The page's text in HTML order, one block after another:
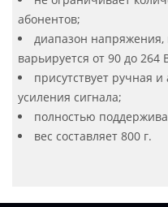
абонентов;
диапазон напряжения,
варьируется от 90 до 264
присутствует ручная
усиления сигнала;
полностью
вес составляет 800 г.